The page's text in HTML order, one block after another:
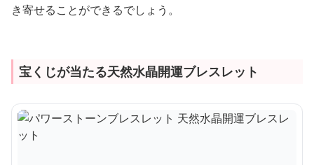
き寄せることができるでしょう。
宝くじが当たる天然水晶開運ブレスレット